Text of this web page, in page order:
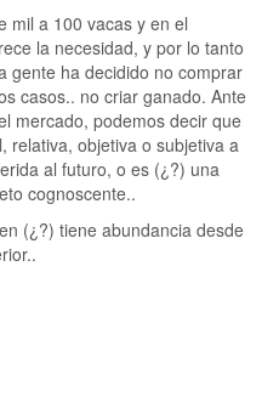
mil a 100 vacas y en el
la necesidad, y por lo tanto
gente ha decidido no comprar
casos.. no criar ganado. Ante
mercado, podemos decir que
relativa, objetiva o subjetiva a
al futuro, o es (¿?) una
cognoscente..
(¿?) tiene abundancia desde